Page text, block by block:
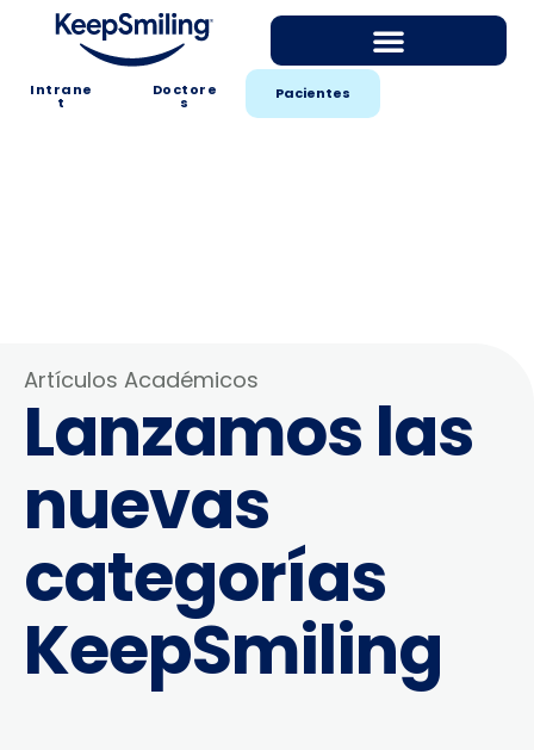
Intrane
t
Doctore
s Pacientes
Artículos Académicos
Lanzamos las
nuevas
categorías
KeepSmiling